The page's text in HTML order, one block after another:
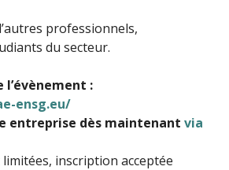
professionnels,
du secteur.
l’évènement :
ensg.eu/
entreprise dès maintenantvia
inscription acceptée